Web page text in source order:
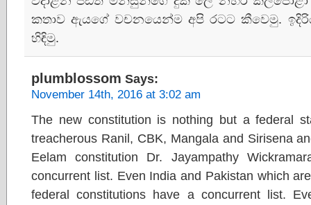
කතාව ඇයගේ වචනයෙන්ම අපි රටට කීවෙමු.
හිඳිමු.
plumblossom Says:
November 14th, 2016 at 3:02 am
The new constitution is nothing but a federal
treacherous Ranil, CBK, Mangala and Sirisena
Eelam constitution Dr. Jayampathy
concurrent list. Even India and Pakistan which
federal constitutions have a concurrent list.